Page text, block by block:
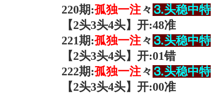
220期:孤独一注々 ⒊头稳中特
【2头3头4头】开:48准
221期:孤独一注々 ⒊头稳中特
【2头3头4头】开:01错
222期:孤独一注々 ⒊头稳中特
【2头3头4头】开:00准